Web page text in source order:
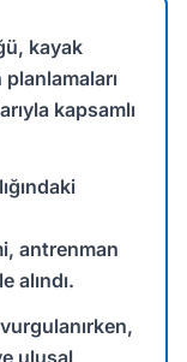
kayak
kapsamlı
antrenman
alındı.
ulusal